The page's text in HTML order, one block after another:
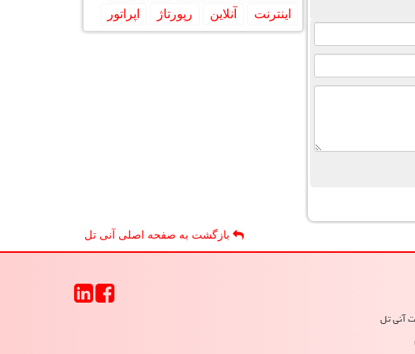
اینترنت آنلاین رپورتاژ اپراتور
بازگشت به صفحه اصلی آنی تل
آنی تل